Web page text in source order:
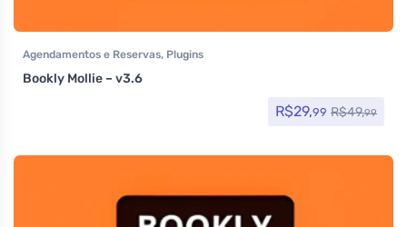
Agendamentos e Reservas, Plugins
Bookly Mollie – v3.6
R$29,99 R$49,99